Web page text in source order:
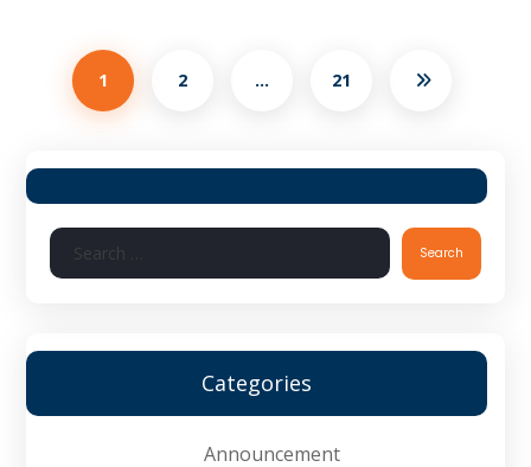
1 2 … 21
Search
Categories
Announcement